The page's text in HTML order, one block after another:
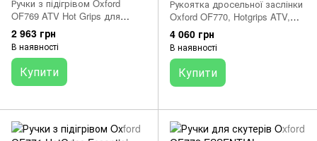
Ручки з підігрівом Oxford
OF769 ATV Hot Grips для
квадроциклів.
2 963 грн
В наявності
Купити
Рукоятка дросельної заслінки
Oxford OF770, Hotgrips ATV,
ручки із підігрівом, діаметр
колеса 22мм
4 060 грн
В наявності
Купити